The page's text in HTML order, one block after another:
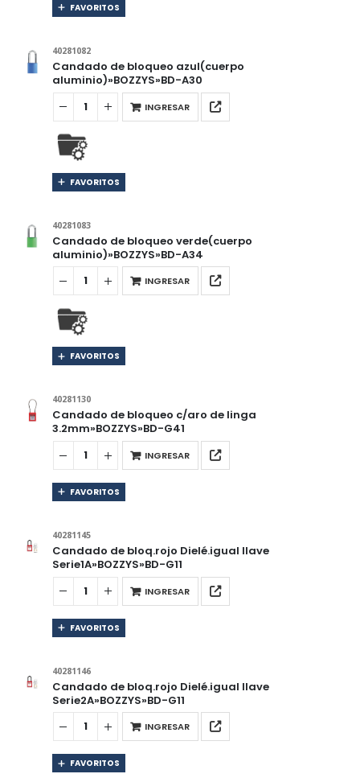
FAVORITOS
40281082
Candado de bloqueo azul(cuerpo
aluminio)»BOZZYS»BD-A30
INGRESAR
FAVORITOS
40281083
Candado de bloqueo verde(cuerpo
aluminio)»BOZZYS»BD-A34
INGRESAR
FAVORITOS
40281130
Candado de bloqueo c/aro de linga
3.2mm»BOZZYS»BD-G41
INGRESAR
FAVORITOS
40281145
Candado de bloq.rojo Dielé.igual llave
Serie1A»BOZZYS»BD-G11
INGRESAR
FAVORITOS
40281146
Candado de bloq.rojo Dielé.igual llave
Serie2A»BOZZYS»BD-G11
INGRESAR
FAVORITOS